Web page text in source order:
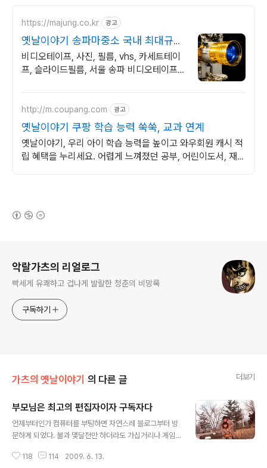
https://majung.co.kr 광고
옛날이야기 송파마중소 국내 최대규모,
디지털변환
비디오테이프, 사진, 필름, vhs, 카세트테이
프, 슬라이드필름, 서울 송파 비디오테이프,
http://m.coupang.com 광고
옛날이야기 쿠팡 학습 능력 쑥쑥, 교과 연계
옛날이야기, 우리 아이 학습 능력을 높이고 와우회원 캐시 적
립 혜택을 누리세요. 어렵게 느껴졌던 공부, 어린이도서, 재미
악랄가츠의 리얼로그
빡세게 유쾌하고 겁나게 발랄한 청춘의 비망록
구독하기
가츠의 옛날이야기 의 다른 글 더보기
부모님은 최고의 편집자이자 구독자다
언제부터인가 컴퓨터를 부팅하면 자연스레 블로그부터 방
문하게 되었다. 불과 몇달전만 하더라도 가십거리나 게임
수 없는 지인들의 주옥같은 포스팅을 읽으면서 컴퓨터하는
118 114 2009. 6. 13.